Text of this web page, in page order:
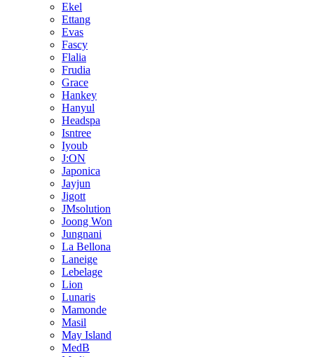
Ekel
Ettang
Evas
Fascy
Flalia
Frudia
Grace
Hankey
Hanyul
Headspa
Isntree
Iyoub
J:ON
Japonica
Jayjun
Jigott
JMsolution
Joong Won
Jungnani
La Bellona
Laneige
Lebelage
Lion
Lunaris
Mamonde
Masil
May Island
MedB